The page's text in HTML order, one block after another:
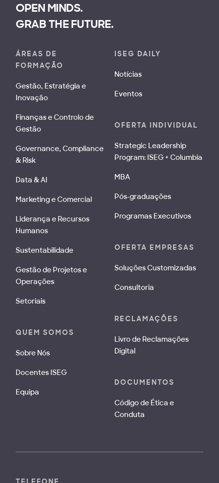
OPEN MINDS.
GRAB THE FUTURE.
ÁREAS DE
FORMAÇÃO
Gestão, Estratégia e
Inovação
Finanças e Controlo de
Gestão
Governance, Compliance
& Risk
Data & AI
Marketing e Comercial
Liderança e Recursos
Humanos
Sustentabilidade
Gestão de Projetos e
Operações
Setoriais
QUEM SOMOS
Sobre Nós
Docentes ISEG
Equipa
ISEG DAILY
Notícias
Eventos
OFERTA INDIVIDUAL
Strategic Leadership
Program: ISEG + Columbia
MBA
Pós-graduações
Programas Executivos
OFERTA EMPRESAS
Soluções Customizadas
Consultoria
RECLAMAÇÕES
Livro de Reclamações
Digital
DOCUMENTOS
Código de Ética e
Conduta